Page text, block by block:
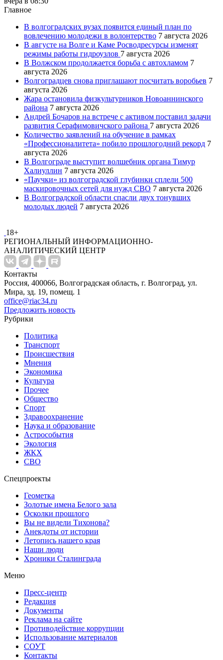
Главное
В волгоградских вузах появится единый план по
вовлечению молодежи в волонтерство 7 августа 2026
В августе на Волге и Каме Росводресурсы изменят
режимы работы гидроузлов 7 августа 2026
В Волжском продолжается борьба с автохламом 7
августа 2026
Волгоградцев снова приглашают посчитать воробьев 7
августа 2026
Жара остановила физкультурников Новоаннинского
района 7 августа 2026
Андрей Бочаров на встрече с активом поставил задачи
развития Серафимовичского района 7 августа 2026
Количество заявлений на обучение в рамках
«Профессионалитета» побило прошлогодний рекорд 7
августа 2026
В Волгограде выступит волшебник органа Тимур
Халиуллин 7 августа 2026
«Паучки» из волгоградской глубинки сплели 500
маскировочных сетей для нужд СВО 7 августа 2026
В Волгоградской области спасли двух тонувших
молодых людей 7 августа 2026
18+
РЕГИОНАЛЬНЫЙ ИНФОРМАЦИОННО-
АНАЛИТИЧЕСКИЙ ЦЕНТР
Контакты
Россия, 400066, Волгоградская область, г. Волгоград, ул.
Мира, зд. 19, помещ. 1
office@riac34.ru
Предложить новость
Рубрики
Политика
Транспорт
Происшествия
Мнения
Экономика
Культура
Прочее
Общество
Спорт
Здравоохранение
Наука и образование
Астрособытия
Экология
ЖКХ
СВО
Спецпроекты
Геометка
Золотые имена Белого зала
Осколки прошлого
Вы не видели Тихонова?
Анекдоты от истории
Летопись нашего края
Наши люди
Хроники Сталинграда
Меню
Пресс-центр
Редакция
Документы
Реклама на сайте
Противодействие коррупции
Использование материалов
СОУТ
Контакты